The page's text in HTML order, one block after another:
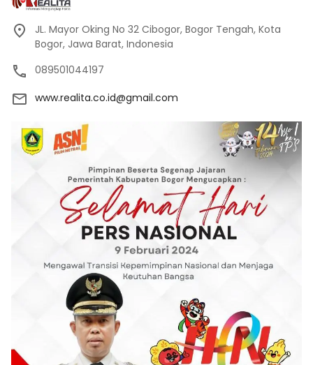
JL. Mayor Oking No 32 Cibogor, Bogor Tengah, Kota
Bogor, Jawa Barat, Indonesia
089501044197
www.realita.co.id@gmail.com